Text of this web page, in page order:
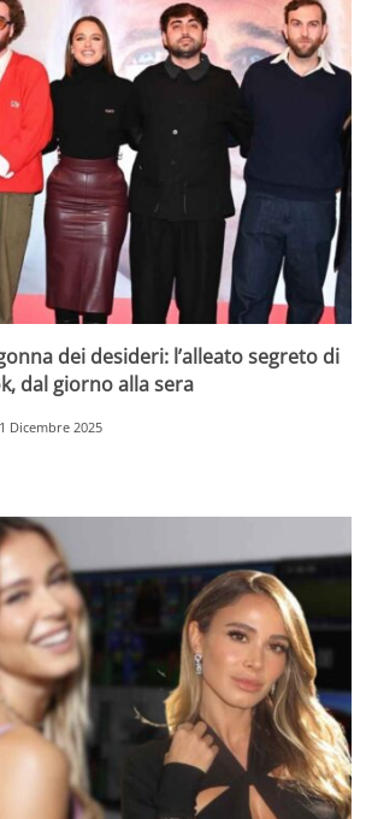
dei desideri: l’alleato segreto di
dal giorno alla sera
Dicembre 2025